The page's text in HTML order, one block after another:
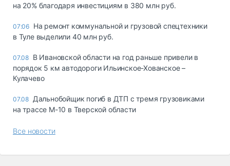
на 20% благодаря инвестициям в 380 млн руб.
07:06 На ремонт коммунальной и грузовой спецтехники
в Туле выделили 40 млн руб.
07.08 В Ивановской области на год раньше привели в
порядок 5 км автодороги Ильинское-Хованское –
Кулачево
07.08 Дальнобойщик погиб в ДТП с тремя грузовиками
на трассе М-10 в Тверской области
Все новости